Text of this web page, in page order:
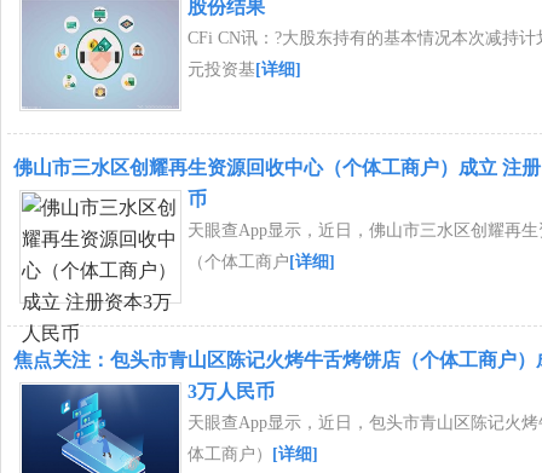
股份结果
CFi CN讯：?大股东持有的基本情况本次减持
元投资基 [详细]
佛山市三水区创耀再生资源回收中心（个体工商户）成立 注
币
天眼查App显示，近日，佛山市三水区创耀再
（个体工商户 [详细]
焦点关注：包头市青山区陈记火烤牛舌烤饼店（个体工商户）
3万人民币
天眼查App显示，近日，包头市青山区陈记火
体工商户）
[详细]